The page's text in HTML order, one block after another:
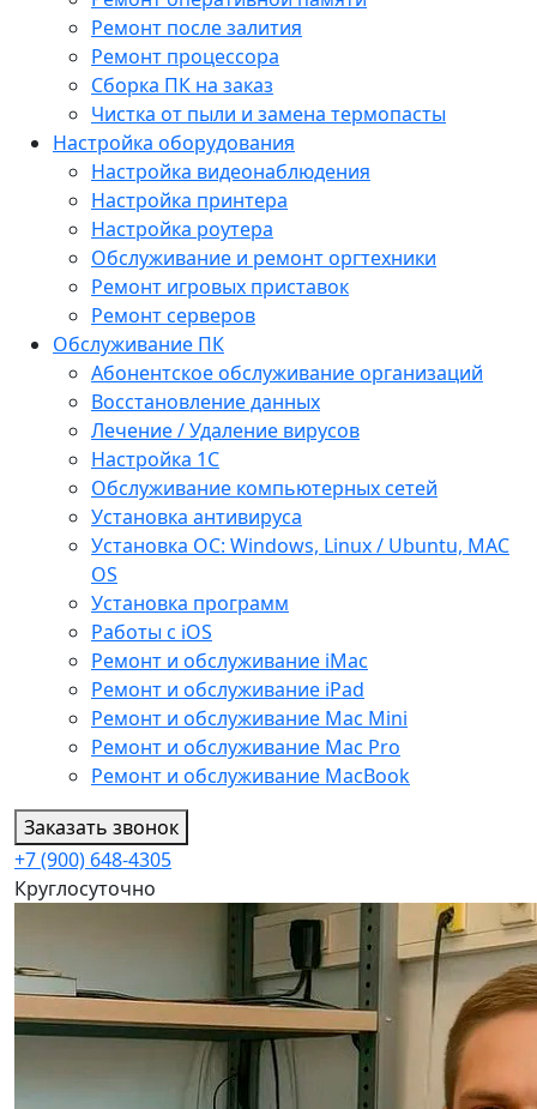
Ремонт после залития
Ремонт процессора
Сборка ПК на заказ
Чистка от пыли и замена термопасты
Настройка оборудования
Настройка видеонаблюдения
Настройка принтера
Настройка роутера
Обслуживание и ремонт оргтехники
Ремонт игровых приставок
Ремонт серверов
Обслуживание ПК
Абонентское обслуживание организаций
Восстановление данных
Лечение / Удаление вирусов
Настройка 1С
Обслуживание компьютерных сетей
Установка антивируса
Установка ОС: Windows, Linux / Ubuntu, МАС
OS
Установка программ
Работы с iOS
Ремонт и обслуживание iMac
Ремонт и обслуживание iPad
Ремонт и обслуживание Mac Mini
Ремонт и обслуживание Mac Pro
Ремонт и обслуживание MacBook
Заказать звонок
+7 (900) 648-4305
Круглосуточно